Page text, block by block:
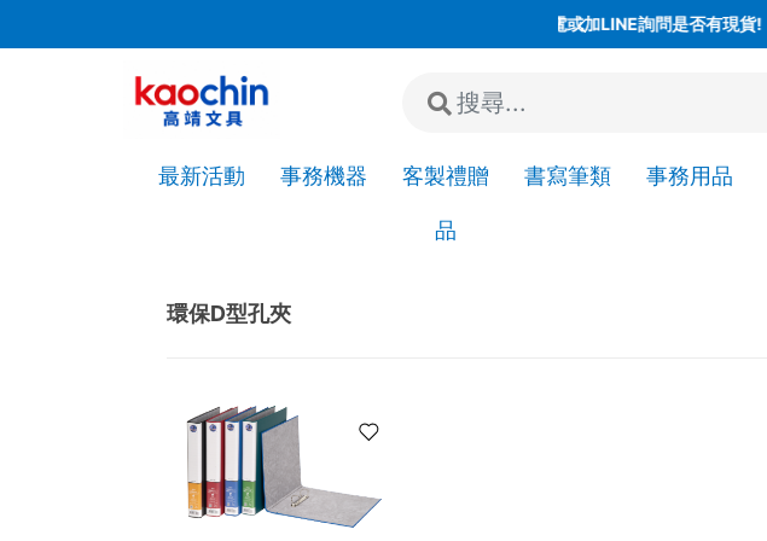
若"急件"請先來電或加LINE詢問是否有現貨!
最新活動 事務機器 客製禮贈
品
書寫筆類 事務用品
環保D型孔夾
環保D型孔夾